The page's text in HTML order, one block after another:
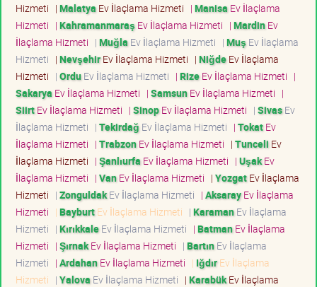
Hizmeti | Malatya Ev İlaçlama Hizmeti | Manisa Ev İlaçlama
Hizmeti | Kahramanmaraş Ev İlaçlama Hizmeti | MardinEv
İlaçlama Hizmeti | Muğla Ev İlaçlama Hizmeti | Muş Ev İlaçlama
Hizmeti | NevşehirEv İlaçlama Hizmeti | NiğdeEv İlaçlama
Hizmeti | OrduEv İlaçlama Hizmeti | RizeEv İlaçlama Hizmeti |
Sakarya Ev İlaçlama Hizmeti | SamsunEv İlaçlama Hizmeti |
SiirtEv İlaçlama Hizmeti | SinopEv İlaçlama Hizmeti | SivasEv
İlaçlama Hizmeti | Tekirdağ Ev İlaçlama Hizmeti | TokatEv
İlaçlama Hizmeti | TrabzonEv İlaçlama Hizmeti | Tunceli Ev
İlaçlama Hizmeti | Şanlıurfa Ev İlaçlama Hizmeti | UşakEv
İlaçlama Hizmeti | VanEv İlaçlama Hizmeti | YozgatEv İlaçlama
Hizmeti | ZonguldakEv İlaçlama Hizmeti | AksarayEv İlaçlama
Hizmeti | BayburtEv İlaçlama Hizmeti | KaramanEv İlaçlama
Hizmeti | KırıkkaleEv İlaçlama Hizmeti | BatmanEv İlaçlama
Hizmeti | ŞırnakEv İlaçlama Hizmeti | BartınEv İlaçlama
Hizmeti | ArdahanEv İlaçlama Hizmeti | IğdırEv İlaçlama
Hizmeti | Yalova Ev İlaçlama Hizmeti | KarabükEv İlaçlama